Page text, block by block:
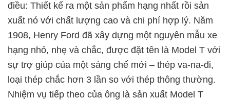
điều: Thiết kế ra một sản phẩm hạng nhất rồi sản
xuất nó với chất lượng cao và chi phí hợp lý. Năm
1908, Henry Ford đã xây dựng một nguyên mẫu xe
hạng nhỏ, nhẹ và chắc, được đặt tên là Model T với
sự trợ giúp của một sáng chế mới – thép va-na-đi,
loại thép chắc hơn 3 lần so với thép thông thường.
Nhiệm vụ tiếp theo của ông là sản xuất Model T